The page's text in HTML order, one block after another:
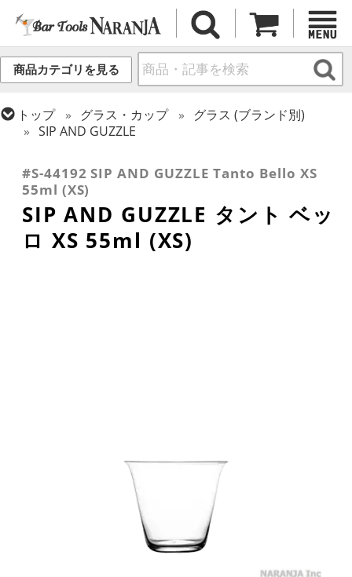
商品カテゴリを見る
トップ グラス・カップ
グラス (ブランド別)
SIP AND GUZZLE
ショットグラス
#S-44192 SIP AND GUZZLE Tanto Bello XS
55ml (XS)
SIP AND GUZZLE タント ベッ
ロ XS 55ml (XS)